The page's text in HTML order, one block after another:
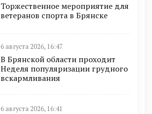
Торжественное мероприятие для
ветеранов спорта в Брянске
6 августа 2026, 16:47
В Брянской области проходит
Неделя популяризации грудного
вскармливания
6 августа 2026, 16:41